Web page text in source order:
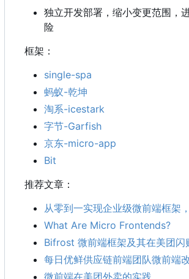
独立开发部署，缩小变更范围，
险
框架：
single-spa
蚂蚁-乾坤
淘系-icestark
字节-Garfish
京东-micro-app
Bit
推荐文章：
从零到一实现企业级微前端框架
What Are Micro Frontends?
Bifrost 微前端框架及其在美团闪
每日优鲜供应链前端团队微前端
微前端在美团外卖的实践